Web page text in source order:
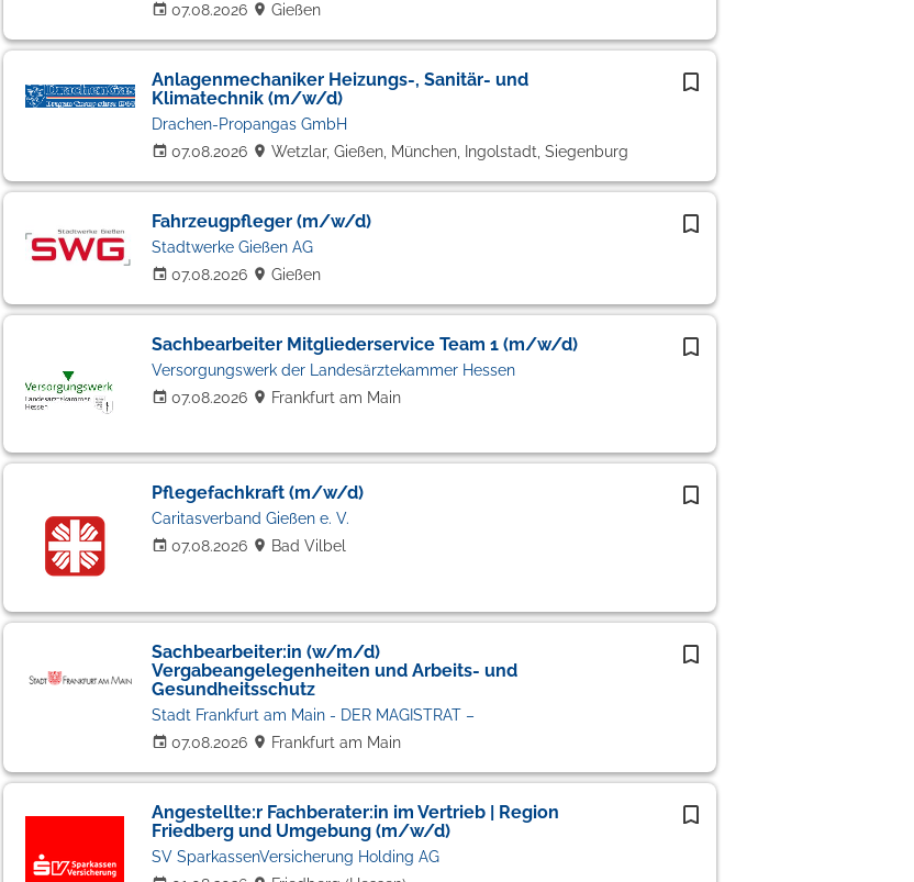
07.08.2026
Gießen
Anlagenmechaniker Heizungs-, Sanitär- und
Klimatechnik (m/w/d)
07.08.2026
Drachen-Propangas GmbH
Wetzlar, Gießen, München, Ingolstadt, Siegenburg
Fahrzeugpfleger (m/w/d)
07.08.2026
Stadtwerke Gießen AG
Gießen
Sachbearbeiter Mitgliederservice Team 1 (m/w/d)
07.08.2026
Versorgungswerk der Landesärztekammer Hessen
Frankfurt am Main
Pflegefachkraft (m/w/d)
07.08.2026
Caritasverband Gießen e. V.
Bad Vilbel
Sachbearbeiter:in (w/m/d)
Vergabeangelegenheiten und Arbeits- und
Gesundheitsschutz
07.08.2026
Stadt Frankfurt am Main - DER MAGISTRAT –
Frankfurt am Main
Angestellte:r Fachberater:in im Vertrieb | Region
Friedberg und Umgebung (m/w/d)
SV SparkassenVersicherung Holding AG